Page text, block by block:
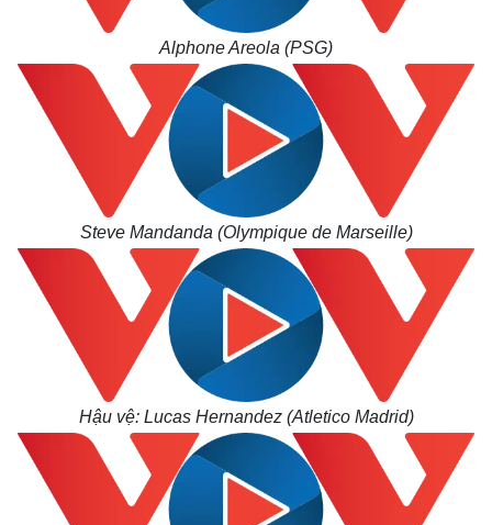
Alphone Areola (PSG)
Steve Mandanda (Olympique de Marseille)
Hậu vệ: Lucas Hernandez (Atletico Madrid)